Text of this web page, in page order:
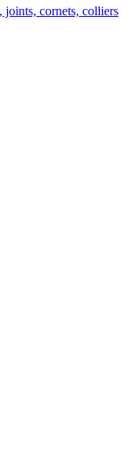
joints, cornets, colliers